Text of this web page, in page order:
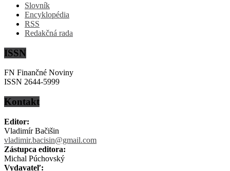
Slovník
Encyklopédia
RSS
Redakčná rada
ISSN
FN Finančné Noviny
ISSN 2644-5999
Kontakt
Editor:
Vladimír Bačišin
vladimir.bacisin@gmail.com
Zástupca editora:
Michal Púchovský
Vydavateľ: